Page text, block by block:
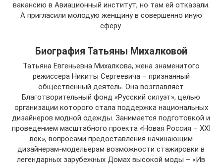
вакансию в Авиационный институт, но там ей отказали.
А пригласили молодую женщину в совершенно иную
сферу.
Биография Татьяны Михалковой
Татьяна Евгеньевна Михалкова, жена знаменитого
режиссера Никиты Сергеевича – признанный
общественный деятель. Она возглавляет
Благотворительный фонд «Русский силуэт», целью
организации которого стала поддержка национальных
дизайнеров модной одежды. Занимается подготовкой и
проведением масштабного проекта «Новая Россия – XXI
век», вопросами предоставления начинающим
дизайнерам-модельерам возможности стажировки в
легендарных зарубежных Домах высокой моды – «Ив